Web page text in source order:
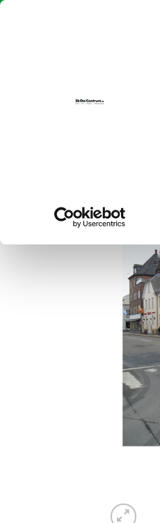
Fortsæt